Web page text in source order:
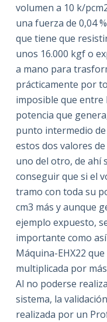
volumen a 10 k/
una fuerza de 0,04
que tiene que
unos 16.000 kgf o
a mano para
prácticamente por
imposible que entre
potencia que
punto intermedio
estos dos valores
uno del otro, de ahí
conseguir que si el
tramo con toda su
cm3 más y aunque
ejemplo expuesto,
importante como
Máquina-EHX22
multiplicada por
Al no poderse
sistema, la
realizada por un